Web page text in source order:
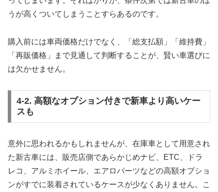
うが高くついてしまうことすらあるのです。
購入前には車両価格だけでなく、「総支払額」「維持費」
「再販価格」まで見通して判断することが、賢い車選びに
は欠かせません。
4-2. 高額なオプション付きで新車より高いケー
スも
意外に思われるかもしれませんが、在庫車として用意され
た新古車には、販売店側であらかじめナビ、ETC、ドラ
レコ、アルミホイール、エアロパーツなどの高額オプショ
ンがすでに装着されているケースが少なくありません。こ